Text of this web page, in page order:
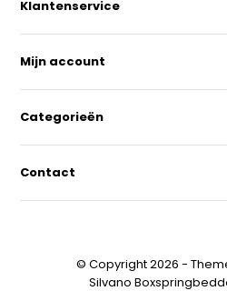
Klantenservice
Mijn account
Categorieën
Contact
© Copyright 2026 -
Silvano